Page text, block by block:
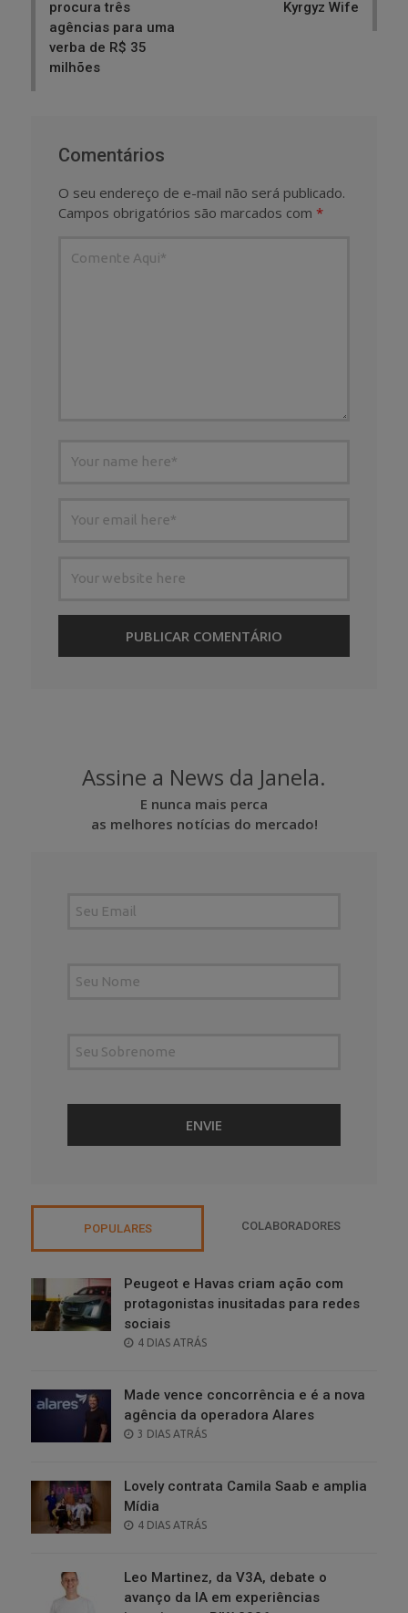
procura três
agências para uma
verba de R$ 35
milhões
Kyrgyz Wife
Comentários
O seu endereço de e-mail não será publicado.
Campos obrigatórios são marcados com *
Assine a News da Janela.
E nunca mais perca
as melhores notícias do mercado!
POPULARES COLABORADORES
Peugeot e Havas criam ação com
protagonistas inusitadas para redes
sociais
POSTED
4 DIAS ATRÁS
Made vence concorrência e é a nova
agência da operadora Alares
POSTED
3 DIAS ATRÁS
Lovely contrata Camila Saab e amplia
Mídia
POSTED
4 DIAS ATRÁS
Leo Martinez, da V3A, debate o
avanço da IA em experiências